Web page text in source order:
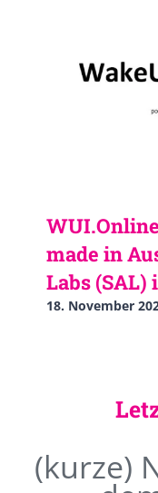
made in
Labs
18. November
(kurze)